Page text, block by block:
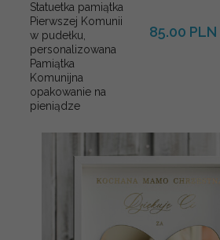
Statuetka pamiątka
Pierwszej Komunii
w pudełku,
personalizowana
Pamiątka
Komunijna
opakowanie na
pieniądze
85.00 PLN